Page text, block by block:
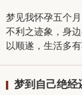
梦见我怀孕五个
不利之迹象，身
以顺遂，生活多
梦到自己绝经